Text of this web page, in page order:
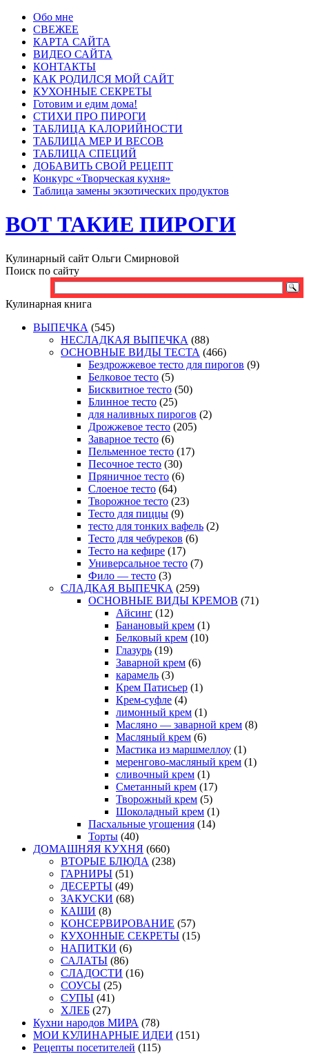
Обо мне
СВЕЖЕЕ
КАРТА САЙТА
ВИДЕО САЙТА
КОНТАКТЫ
КАК РОДИЛСЯ МОЙ САЙТ
КУХОННЫЕ СЕКРЕТЫ
Готовим и едим дома!
СТИХИ ПРО ПИРОГИ
ТАБЛИЦА КАЛОРИЙНОСТИ
ТАБЛИЦА МЕР И ВЕСОВ
ТАБЛИЦА СПЕЦИЙ
ДОБАВИТЬ СВОЙ РЕЦЕПТ
Конкурс «Творческая кухня»
Таблица замены экзотических продуктов
ВОТ ТАКИЕ ПИРОГИ
Кулинарный сайт Ольги Смирновой
Поиск по сайту
Кулинарная книга
ВЫПЕЧКА (545)
НЕСЛАДКАЯ ВЫПЕЧКА (88)
ОСНОВНЫЕ ВИДЫ ТЕСТА (466)
Бездрожжевое тесто для пирогов (9)
Белковое тесто (5)
Бисквитное тесто (50)
Блинное тесто (25)
для наливных пирогов (2)
Дрожжевое тесто (205)
Заварное тесто (6)
Пельменное тесто (17)
Песочное тесто (30)
Пряничное тесто (6)
Слоеное тесто (64)
Творожное тесто (23)
Тесто для пиццы (9)
тесто для тонких вафель (2)
Тесто для чебуреков (6)
Тесто на кефире (17)
Универсальное тесто (7)
Фило — тесто (3)
СЛАДКАЯ ВЫПЕЧКА (259)
ОСНОВНЫЕ ВИДЫ КРЕМОВ (71)
Айсинг (12)
Банановый крем (1)
Белковый крем (10)
Глазурь (19)
Заварной крем (6)
карамель (3)
Крем Патисьер (1)
Крем-суфле (4)
лимонный крем (1)
Масляно — заварной крем (8)
Масляный крем (6)
Мастика из маршмеллоу (1)
меренгово-масляный крем (1)
сливочный крем (1)
Сметанный крем (17)
Творожный крем (5)
Шоколадный крем (1)
Пасхальные угощения (14)
Торты (40)
ДОМАШНЯЯ КУХНЯ (660)
ВТОРЫЕ БЛЮДА (238)
ГАРНИРЫ (51)
ДЕСЕРТЫ (49)
ЗАКУСКИ (68)
КАШИ (8)
КОНСЕРВИРОВАНИЕ (57)
КУХОННЫЕ СЕКРЕТЫ (15)
НАПИТКИ (6)
САЛАТЫ (86)
СЛАДОСТИ (16)
СОУСЫ (25)
СУПЫ (41)
ХЛЕБ (27)
Кухни народов МИРА (78)
МОИ КУЛИНАРНЫЕ ИДЕИ (151)
Рецепты посетителей (115)